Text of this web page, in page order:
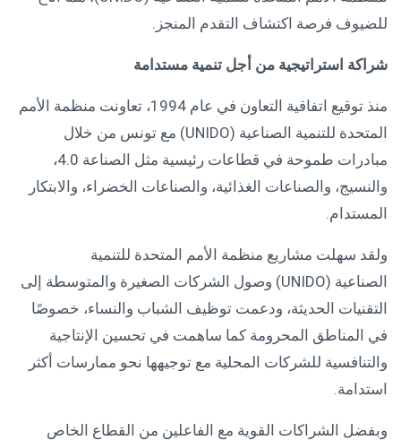
للضيوف فرصة اكتشاف التقدم المنجز.
شراكة استراتيجية من أجل تنمية مستدامة
منذ توقيع اتفاقية التعاون في عام 1994، تعاونت منظمة الأمم
المتحدة للتنمية الصناعية (UNIDO) مع تونس من خلال
مبادرات طموحة في قطاعات رئيسية مثل الصناعة 4.0،
والنسيج، والصناعات الغذائية، والصناعات الخضراء، والابتكار
المستدام.
ولقد سهلت مشاريع منظمة الأمم المتحدة للتنمية
الصناعية (UNIDO) وصول الشركات الصغيرة والمتوسطة إلى
التقنيات الحديثة، ودعمت توظيف الشباب والنساء، خصوصًا
في المناطق المحرومة كما ساهمت في تحسين الإنتاجية
والتنافسية للشركات المحلية مع توجيهها نحو ممارسات أكثر
استدامة.
وبفضل الشراكات القوية مع الفاعلين من القطاع الخاص